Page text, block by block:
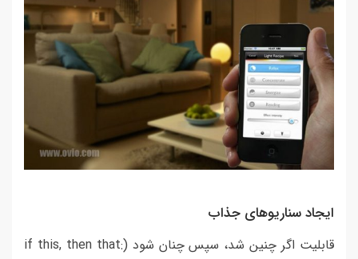
ایجاد سناریوهای جذاب
قابلیت اگر چنین شد، سپس چنان شود (if this, then that: